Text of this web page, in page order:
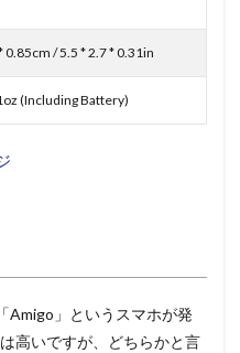
0.85cm / 5.5 * 2.7 * 0.31in
(Including Battery)
Amigo」というスマホが発
高いですが、どちらかと言